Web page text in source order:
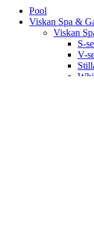
Pool
Viskan Spa &
Viskan
S-
V-